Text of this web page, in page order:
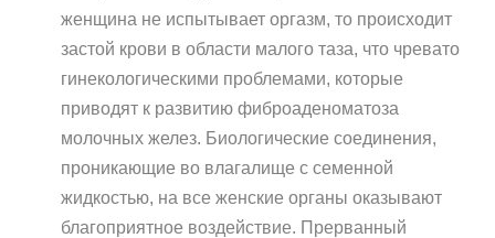
женщина не испытывает оргазм, то происходит
застой крови в области малого таза, что чревато
гинекологическими проблемами, которые
приводят к развитию фиброаденоматоза
молочных желез. Биологические соединения,
проникающие во влагалище с семенной
жидкостью, на все женские органы оказывают
благоприятное воздействие. Прерванный